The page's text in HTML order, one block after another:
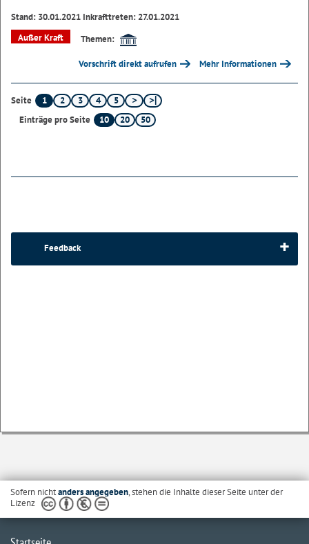
Stand: 30.01.2021 Inkrafttreten: 27.01.2021
Außer Kraft
Themen:
Vorschrift direkt aufrufen Mehr Informationen
Seite 1 2 3 4
5
Einträge pro Seite
10 20 50
Feedback
Sofern nichtanders angegeben, stehen die Inhalte dieser Seite unter der
Lizenz